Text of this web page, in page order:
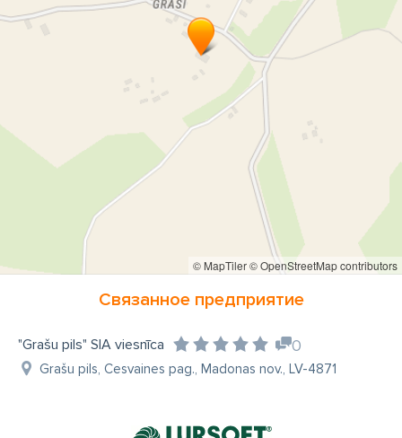
© MapTiler© OpenStreetMap contributors
Связанное предприятие
"Grašu pils" SIA viesnīca 0
Grašu pils, Cesvaines pag., Madonas nov., LV-4871